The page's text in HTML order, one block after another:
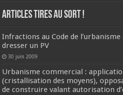
ARTICLES TIRES AU SORT !
Infractions au Code de
dresser un PV
30 juin 2009
Urbanisme commercial :
(cristallisation des moyens),
de construire valant autorisation